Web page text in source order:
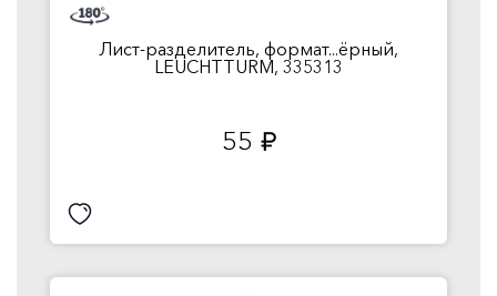
Лист-разделитель, формат...ёрный,
LEUCHTTURM, 335313
55 руб.